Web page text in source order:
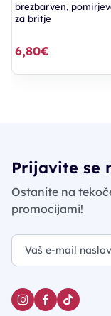
brezbarven,
za britje
6,80€
Prijavite se
Ostanite na
promocijami!